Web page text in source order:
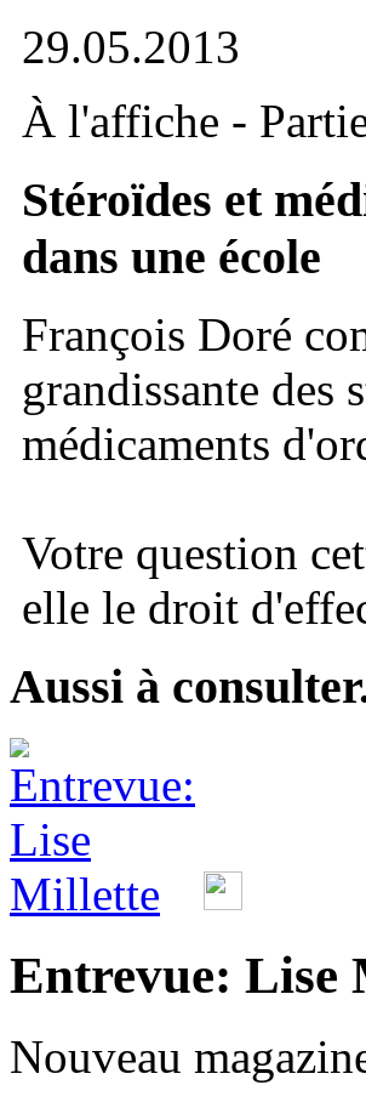
29.05.2013
À l'affiche -
Stéroïdes et
dans une école
François Doré
grandissante des
médicaments
Votre question
elle le droit
Aussi à
Entrevue: Lise
Nouveau